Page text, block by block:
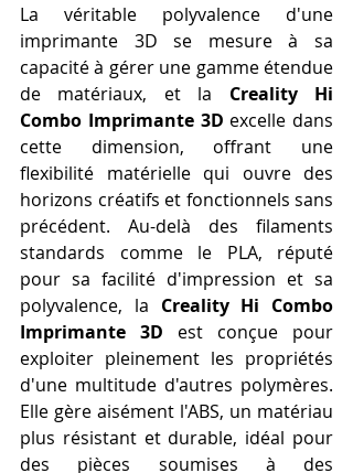
La véritable polyvalence d'une
imprimante 3D se mesure à sa
capacité à gérer une gamme étendue
de matériaux, et la Creality Hi
Combo Imprimante 3D excelle dans
cette dimension, offrant une
flexibilité matérielle qui ouvre des
horizons créatifs et fonctionnels sans
précédent. Au-delà des filaments
standards comme le PLA, réputé
pour sa facilité d'impression et sa
polyvalence, la Creality Hi Combo
Imprimante 3D est conçue pour
exploiter pleinement les propriétés
d'une multitude d'autres polymères.
Elle gère aisément l'ABS, un matériau
plus résistant et durable, idéal pour
des pièces soumises à des